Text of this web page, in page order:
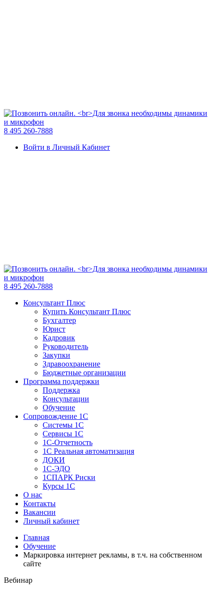
8 495 260-7888
Войти в Личный Кабинет
8 495 260-7888
Консультант Плюс
Купить Консультант Плюс
Бухгалтер
Юрист
Кадровик
Руководитель
Закупки
Здравоохранение
Бюджетные организации
Программа поддержки
Поддержка
Консультации
Обучение
Сопровождение 1С
Системы 1С
Сервисы 1С
1C-Отчетность
1С Реальная автоматизация
ДОКИ
1C-ЭДО
1СПАРК Риски
Курсы 1С
О нас
Контакты
Вакансии
Личный кабинет
Главная
Обучение
Маркировка интернет рекламы, в т.ч. на собственном
сайте
Вебинар